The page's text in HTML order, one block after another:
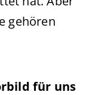
gehören
für uns